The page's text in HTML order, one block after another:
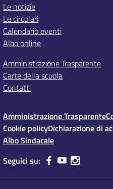
Le notizie
Le circolari
Calendario eventi
Albo online
Amministrazione Trasparente
Carte della scuola
Contatti
Amministrazione Trasparente
Cookie policyDichiarazione di
Albo Sindacale
Seguici su: